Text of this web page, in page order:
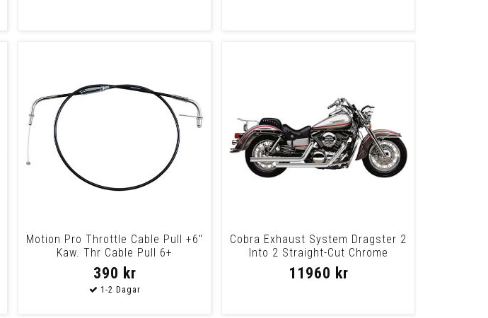
Motion Pro Throttle Cable Pull +6"
Kaw. Thr Cable Pull 6+
390 kr
Cobra Exhaust System Dragster 2
Into 2 Straight-Cut Chrome
Exhaust Dst
11960 kr